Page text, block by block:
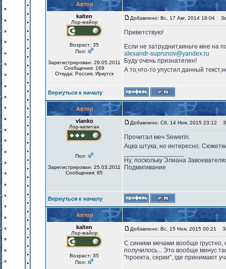
Автор
kalten
Лор-майор
Возраст: 35
Пол:
Зарегистрирован: 29.05.2011
Сообщения: 169
Откуда: Россия, Иркутск
Добавлено: Вс, 17 Авг, 2014 18:04
Приветствую!
Если не затруднит,киньте мне на
alexandr-suprunov@yandex.ru
Буду очень признателен!
А то,что-то упустил данный
Вернуться к началу
Автор
vlanko
Лор-капитан
Пол:
Зарегистрирован: 25.03.2011
Сообщения: 85
Добавлено: Сб, 14 Ноя, 2015 23:12
Прочитал меч Sewerin.
Ацка штука, но интересно. Сюжетки
Ну, поскольку Элиана
Подмигивание
Вернуться к началу
Автор
kalten
Лор-майор
Возраст: 35
Пол:
Добавлено: Вс, 15 Ноя, 2015 00:21
С синими мечами вообще грустно,
получилось... Это вообще минус
"проекта, серии", где принимают